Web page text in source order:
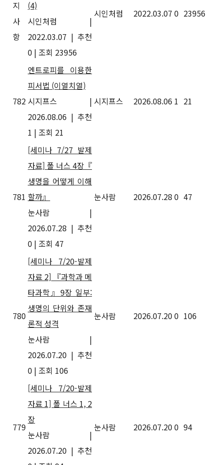
지
사
항
(4)
시인처럼
|
2022.03.07 | 추천
0 | 조회 23956
시인처럼 2022.03.07 0 23956
782
엔트로피를 이용한
피서법 (이열치열)
시지프스
|
2026.08.06 | 추천
1 | 조회 21
시지프스 2026.08.06 1 21
781
[세미나 7/27 발제
자료] 폴 너스 4장『
생명을 어떻게 이해
할까』
눈사람
|
2026.07.28 | 추천
0 | 조회 47
눈사람 2026.07.28 0 47
780
[세미나 7/20-발제
자료 2] 『과학과 메
타과학』9장 일부:
생명의 단위와 존재
론적 성격
눈사람
|
2026.07.20 | 추천
0 | 조회 106
눈사람 2026.07.200 106
779
[세미나 7/20-발제
자료 1] 폴 너스 1, 2
장
눈사람
|
2026.07.20 | 추천
눈사람 2026.07.200 94